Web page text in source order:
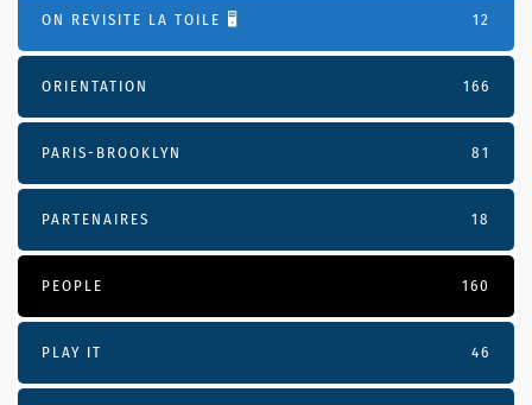
ON REVISITE LA TOILE 🖥️ 12
ORIENTATION 166
PARIS-BROOKLYN 81
PARTENAIRES 18
PEOPLE 160
PLAY IT 46